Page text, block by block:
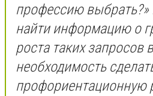
профессию
найти информацию о
роста таких запросов
необходимость
профориентационную